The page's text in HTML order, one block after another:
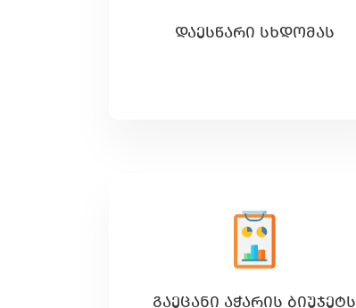
ᲓᲐᲔᲡᲬᲐᲠᲘ ᲡᲮᲓᲝᲛᲐᲡ
ᲒᲐᲔᲪᲐᲜᲘ ᲐᲭᲐᲠᲘᲡ ᲑᲘᲣᲯᲔᲢᲡ